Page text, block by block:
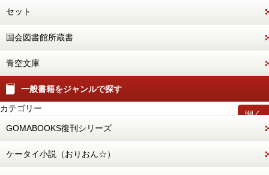
セット
国会図書館所蔵書
青空文庫
一般書籍をジャンルで探す
開く
カテゴリー
GOMABOOKS復刊シリーズ
ケータイ小説（おりおん☆）